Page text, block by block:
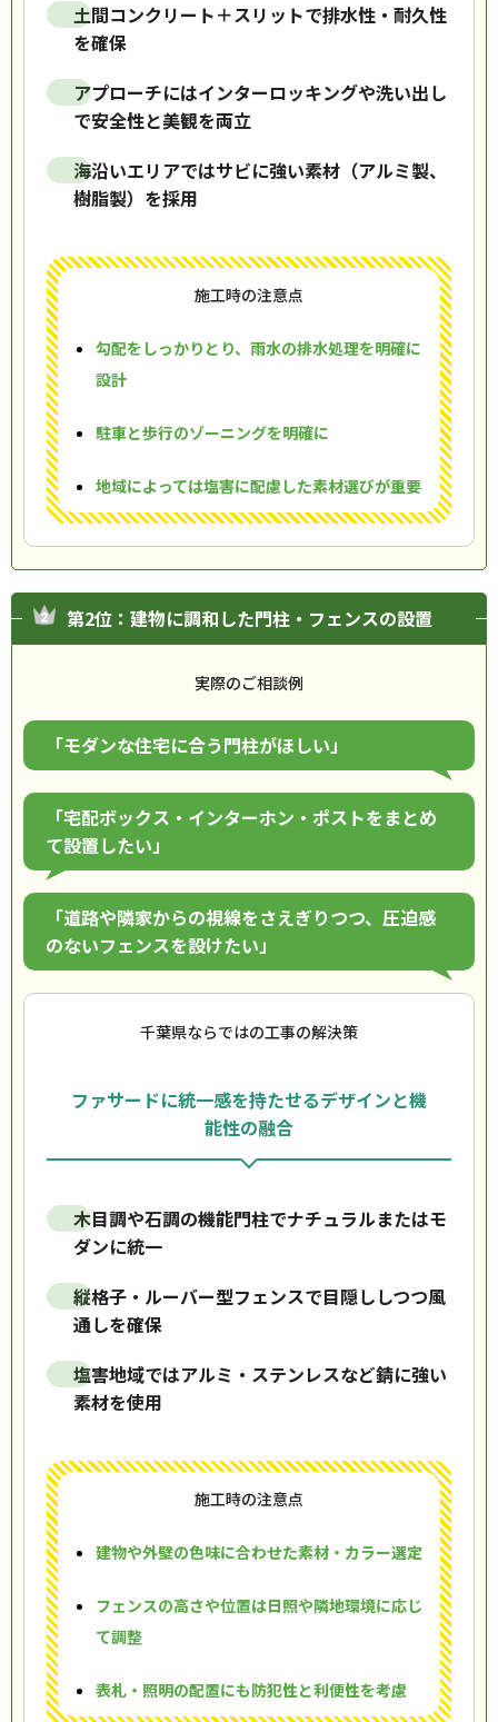
土間コンクリート＋スリットで排水性・耐久性
を確保
アプローチにはインターロッキングや洗い出し
で安全性と美観を両立
海沿いエリアではサビに強い素材（アルミ製、
樹脂製）を採用
施工時の注意点
勾配をしっかりとり、雨水の排水処理を明確に
設計
駐車と歩行のゾーニングを明確に
地域によっては塩害に配慮した素材選びが重要
第2位：建物に調和した門柱・フェンスの設置
実際のご相談例
「モダンな住宅に合う門柱がほしい」
「宅配ボックス・インターホン・ポストをまとめ
て設置したい」
「道路や隣家からの視線をさえぎりつつ、圧迫感
のないフェンスを設けたい」
千葉県ならではの工事の解決策
ファサードに統一感を持たせるデザインと機
能性の融合
木目調や石調の機能門柱でナチュラルまたはモ
ダンに統一
縦格子・ルーバー型フェンスで目隠ししつつ風
通しを確保
塩害地域ではアルミ・ステンレスなど錆に強い
素材を使用
施工時の注意点
建物や外壁の色味に合わせた素材・カラー選定
フェンスの高さや位置は日照や隣地環境に応じ
て調整
表札・照明の配置にも防犯性と利便性を考慮